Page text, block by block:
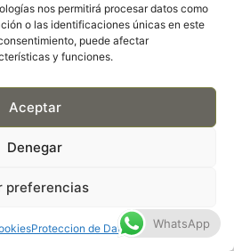
nos permitirá procesar datos como
o las identificaciones únicas en este
puede afectar
y funciones.
Aceptar
Denegar
preferencias
Proteccion de Datos WhatsApp